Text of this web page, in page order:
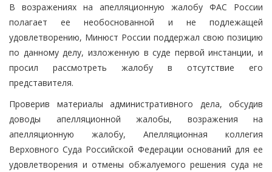
В возражениях на апелляционную жалобу ФАС России
полагает ее необоснованной и не подлежащей
удовлетворению, Минюст России поддержал свою позицию
по данному делу, изложенную в суде первой инстанции, и
просил рассмотреть жалобу в отсутствие его
представителя.
Проверив материалы административного дела, обсудив
доводы апелляционной жалобы, возражения на
апелляционную жалобу, Апелляционная коллегия
Верховного Суда Российской Федерации оснований для ее
удовлетворения и отмены обжалуемого решения суда не